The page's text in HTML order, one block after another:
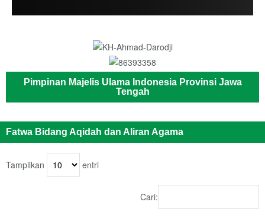
Pimpinan Majelis Ulama Indonesia Provinsi Jawa
Tengah
Fatwa Bidang Aqidah dan Aliran Agama
Tampilkan entri
Cari: